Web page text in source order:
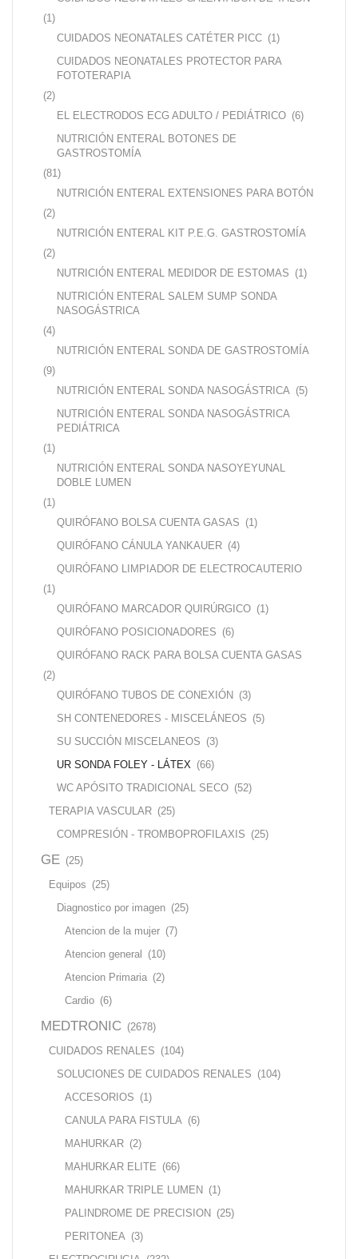
(1)
CUIDADOS NEONATALES CATÉTER PICC (1)
CUIDADOS NEONATALES PROTECTOR PARA
FOTOTERAPIA
(2)
EL ELECTRODOS ECG ADULTO / PEDIÁTRICO (6)
NUTRICIÓN ENTERAL BOTONES DE
GASTROSTOMÍA
(81)
NUTRICIÓN ENTERAL EXTENSIONES PARA BOTÓN
(2)
NUTRICIÓN ENTERAL KIT P.E.G. GASTROSTOMÍA
(2)
NUTRICIÓN ENTERAL MEDIDOR DE ESTOMAS (1)
NUTRICIÓN ENTERAL SALEM SUMP SONDA
NASOGÁSTRICA
(4)
NUTRICIÓN ENTERAL SONDA DE GASTROSTOMÍA
(9)
NUTRICIÓN ENTERAL SONDA NASOGÁSTRICA (5)
NUTRICIÓN ENTERAL SONDA NASOGÁSTRICA
PEDIÁTRICA
(1)
NUTRICIÓN ENTERAL SONDA NASOYEYUNAL
DOBLE LUMEN
(1)
QUIRÓFANO BOLSA CUENTA GASAS (1)
QUIRÓFANO CÁNULA YANKAUER (4)
QUIRÓFANO LIMPIADOR DE ELECTROCAUTERIO
(1)
QUIRÓFANO MARCADOR QUIRÚRGICO (1)
QUIRÓFANO POSICIONADORES (6)
QUIRÓFANO RACK PARA BOLSA CUENTA GASAS
(2)
QUIRÓFANO TUBOS DE CONEXIÓN (3)
SH CONTENEDORES - MISCELÁNEOS (5)
SU SUCCIÓN MISCELANEOS (3)
UR SONDA FOLEY - LÁTEX (66)
WC APÓSITO TRADICIONAL SECO (52)
TERAPIA VASCULAR (25)
COMPRESIÓN - TROMBOPROFILAXIS (25)
GE (25)
Equipos (25)
Diagnostico por imagen (25)
Atencion de la mujer (7)
Atencion general (10)
Atencion Primaria (2)
Cardio (6)
MEDTRONIC (2678)
CUIDADOS RENALES (104)
SOLUCIONES DE CUIDADOS RENALES (104)
ACCESORIOS (1)
CANULA PARA FISTULA (6)
MAHURKAR (2)
MAHURKAR ELITE (66)
MAHURKAR TRIPLE LUMEN (1)
PALINDROME DE PRECISION (25)
PERITONEA (3)